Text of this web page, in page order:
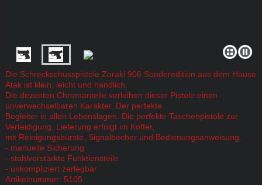
Die Schreckschusspistole Zoraki 906 Sonderedition aus dem Hause
Atak ist klein, leicht und handlich.
Die dezenten Chromanteile verleihen dieser Pistole einen
unverwechselbaren Karakter. Der perfekte
Begleiter in allen Lebenslagen. Die perfekte Taschenpistole zur
Verteidigung. Lieferung erfolgt im Koffer,
mit Reinigungsbürste, Signalbecher und Bedienungsanweisung.
- manuelle Sicherung
- stahlverstärkte Funktionsteile
- unkompliziert zerlegbar
Artikelnummer: 5105